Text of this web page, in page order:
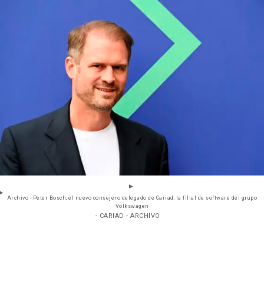
Archivo - Peter Bosch, el nuevo consejero delegado de Cariad, la filial de software del grupo
Volkswagen
- CARIAD - ARCHIVO